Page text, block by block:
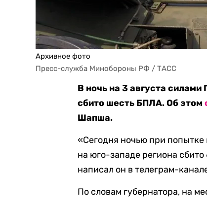
Архивное фото
Пресс-служба Минобороны РФ / ТАСС
В ночь на 3 августа
сбито шесть БПЛА. Об этом
Шапша.
«Сегодня ночью при
на юго-западе региона
написал он в телеграм-
По словам губернатора, на